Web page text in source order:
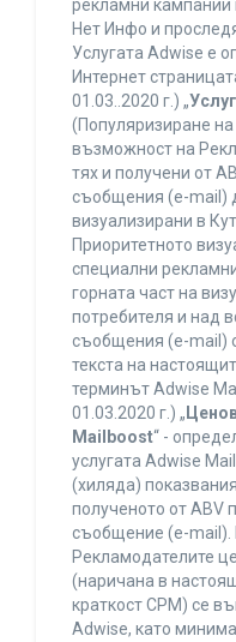
рекламни кампании
Нет Инфо и
Услугата Adwise е
Интернет
01.03..2020 г.) „
(Популяризиране на
възможност на
тях и получени от
съобщения (e-mail)
визуализирани в
Приоритетното
специални
горната част на
потребителя и над
съобщения (e-mail)
текста на
терминът Adwise
01.03.2020 г.) „
Mailboost“ -
услугата Adwise
(хиляда)
полученото от ABV
съобщение (e-mail).
Рекламодателите
(наричана в
краткост CPM) се
Adwise, като